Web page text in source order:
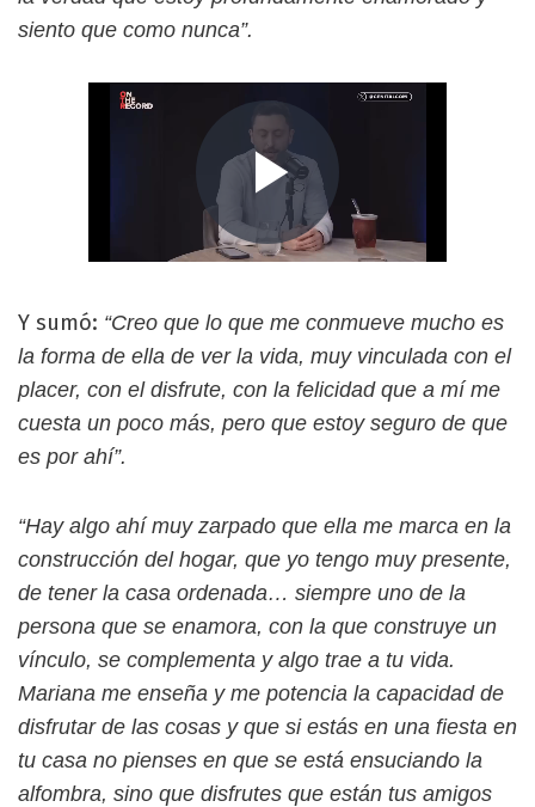
siento que como nunca”.
Y sumó: “Creo que lo que me conmueve mucho es
la forma de ella de ver la vida, muy vinculada con el
placer, con el disfrute, con la felicidad que a mí me
cuesta un poco más, pero que estoy seguro de que
es por ahí”.
“Hay algo ahí muy zarpado que ella me marca en la
construcción del hogar, que yo tengo muy presente,
de tener la casa ordenada… siempre uno de la
persona que se enamora, con la que construye un
vínculo, se complementa y algo trae a tu vida.
Mariana me enseña y me potencia la capacidad de
disfrutar de las cosas y que si estás en una fiesta en
tu casa no pienses en que se está ensuciando la
alfombra, sino que disfrutes que están tus amigos